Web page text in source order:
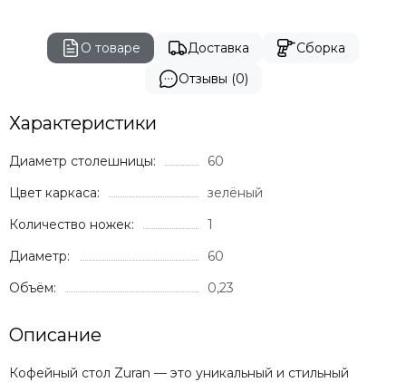
О товаре Доставка
Сборка
Отзывы (0)
Характеристики
Диаметр столешницы:
60
Цвет каркаса:
зелёный
Количество ножек:
1
Диаметр:
60
Объём:
0,23
Описание
Кофейный стол Zuran — это уникальный и стильный